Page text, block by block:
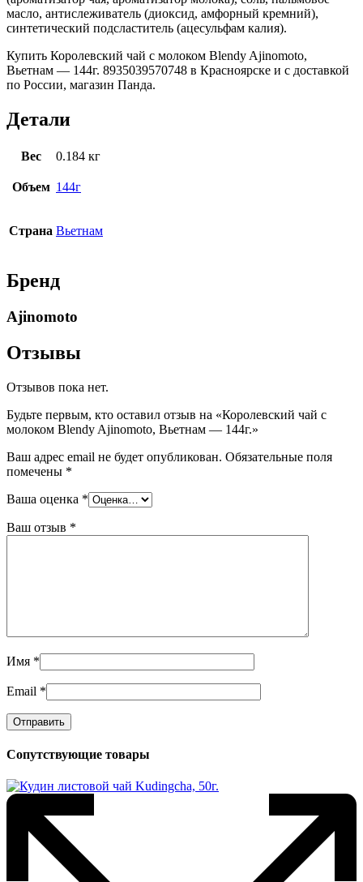
масло, антислеживатель (диоксид, амфорный кремний),
синтетический подсластитель (ацесульфам калия).
Купить Королевский чай с молоком Blendy Ajinomoto,
Вьетнам — 144г. 8935039570748 в Красноярске и с доставкой
по России, магазин Панда.
Детали
Вес 0.184 кг
Объем 144г
Страна Вьетнам
Бренд
Ajinomoto
Отзывы
Отзывов пока нет.
Будьте первым, кто оставил отзыв на «Королевский чай с
молоком Blendy Ajinomoto, Вьетнам — 144г.»
Ваш адрес email не будет опубликован. Обязательные поля
помечены *
Ваша оценка *
Ваш отзыв *
Имя *
Email *
Сопутствующие товары